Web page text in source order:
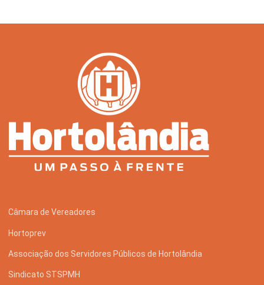
Câmara de Vereadores
Hortoprev
Associação dos Servidores Públicos de Hortolândia
Sindicato STSPMH